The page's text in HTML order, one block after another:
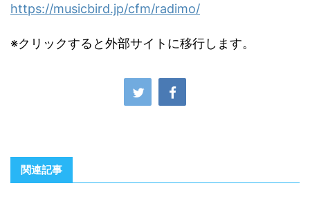
https://musicbird.jp/cfm/radimo/
※クリックすると外部サイトに移行します。
関連記事